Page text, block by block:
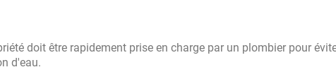
doit être rapidement prise en charge par un plombier pour
d'eau.